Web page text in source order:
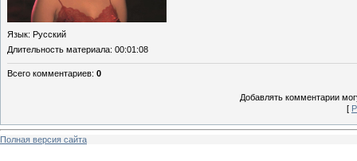
Язык: Русский
Длительность материала: 00:01:08
Всего комментариев: 0
Добавлять комментарии
[
Полная версия сайта